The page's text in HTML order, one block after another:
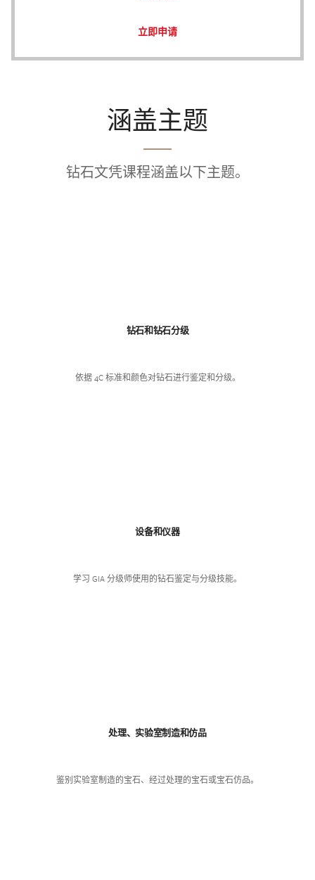
立即申请
涵盖主题
钻石文凭课程涵盖以下主题。
钻石和钻石分级
依据 4C 标准和颜色对钻石进行鉴定和分级。
设备和仪器
学习 GIA 分级师使用的钻石鉴定与分级技能。
处理、实验室制造和仿品
鉴别实验室制造的宝石、经过处理的宝石或宝石仿品。